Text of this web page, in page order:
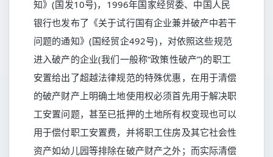
知》(国发10号)，1996年国家经贸委、中国人民
银行也发布了《关于试行国有企业兼并破产中若干
问题的通知》(国经贸企492号)，对依照这些规范
进入破产的企业(我们一般称“政策性破产”)的职工
安置给出了超越法律规范的特殊优惠，在用于清偿
的破产财产上明确土地使用权必须首先用于解决职
工安置问题，甚至已抵押的土地所有权变现也可以
用于偿付职工安置费，并将职工住房及其它社会性
资产如幼儿园等排除在破产财产之外；而实际清偿